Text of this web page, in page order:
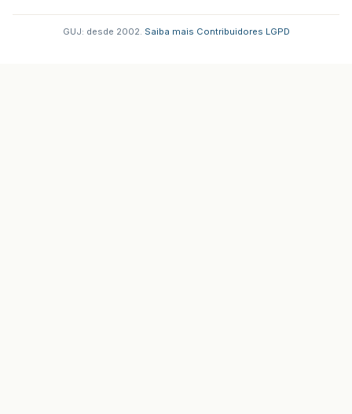
GUJ: desde 2002. Saiba mais Contribuidores LGPD